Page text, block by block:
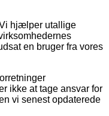
hjælper utallige
en bruger fra vores
ikke at tage ansvar for
vi senest opdaterede